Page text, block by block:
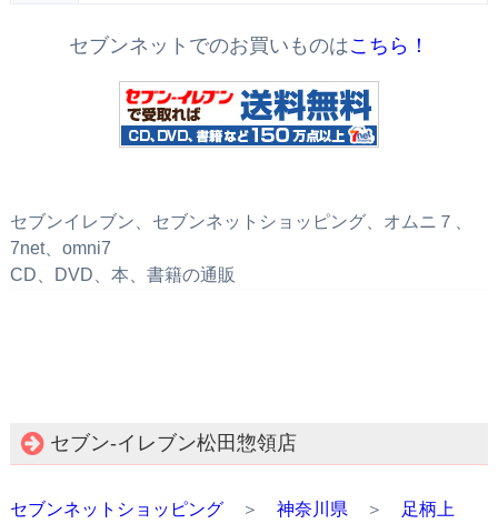
セブンネットでのお買いものはこちら！
セブンイレブン、セブンネットショッピング、オムニ７、
7net、omni7
CD、DVD、本、書籍の通販
セブン‐イレブン松田惣領店
セブンネットショッピング＞ 神奈川県 ＞
足柄上